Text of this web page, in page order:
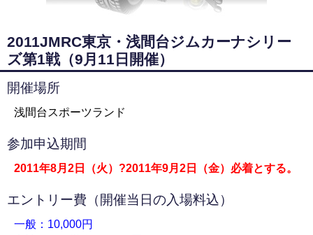
2011JMRC東京・浅間台ジムカーナシリー
ズ第1戦（9月11日開催）
開催場所
浅間台スポーツランド
参加申込期間
2011年8月2日（火）?2011年9月2日（金）必着とする。
エントリー費（開催当日の入場料込）
一般：10,000円